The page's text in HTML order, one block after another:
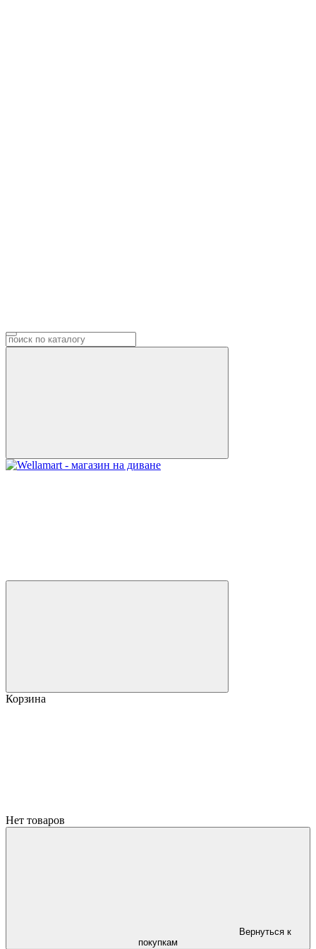
Корзина
Нет товаров
Вернуться к
покупкам